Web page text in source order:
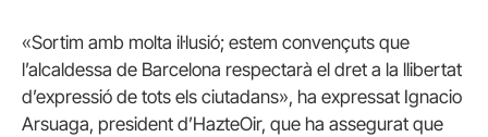
«Sortim amb molta il·lusió; estem convençuts que
l’alcaldessa de Barcelona respectarà el dret a la llibertat
d’expressió de tots els ciutadans», ha expressat Ignacio
Arsuaga, president d’HazteOir, que ha assegurat que